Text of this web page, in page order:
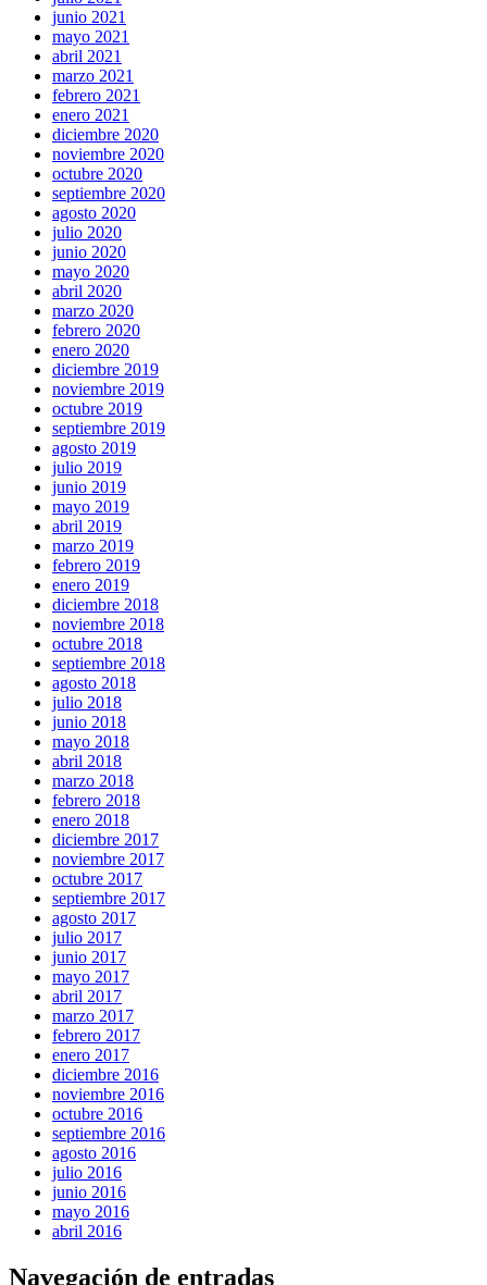
junio 2021
mayo 2021
abril 2021
marzo 2021
febrero 2021
enero 2021
diciembre 2020
noviembre 2020
octubre 2020
septiembre 2020
agosto 2020
julio 2020
junio 2020
mayo 2020
abril 2020
marzo 2020
febrero 2020
enero 2020
diciembre 2019
noviembre 2019
octubre 2019
septiembre 2019
agosto 2019
julio 2019
junio 2019
mayo 2019
abril 2019
marzo 2019
febrero 2019
enero 2019
diciembre 2018
noviembre 2018
octubre 2018
septiembre 2018
agosto 2018
julio 2018
junio 2018
mayo 2018
abril 2018
marzo 2018
febrero 2018
enero 2018
diciembre 2017
noviembre 2017
octubre 2017
septiembre 2017
agosto 2017
julio 2017
junio 2017
mayo 2017
abril 2017
marzo 2017
febrero 2017
enero 2017
diciembre 2016
noviembre 2016
octubre 2016
septiembre 2016
agosto 2016
julio 2016
junio 2016
mayo 2016
abril 2016
Navegación de entradas